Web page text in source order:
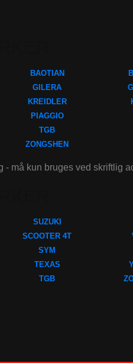
BAOTIAN
GILERA
KREIDLER
PIAGGIO
TGB
ZONGSHEN
må kun bruges ved skriftlig
SUZUKI
SCOOTER 4T
SYM
TEXAS
TGB